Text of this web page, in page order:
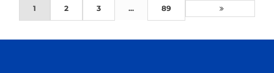
1 2 3 ... 89